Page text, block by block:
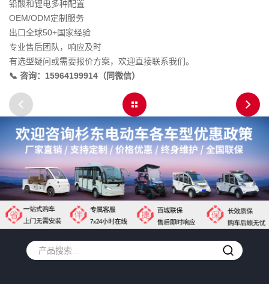
铅酸和锂电多种配置
OEM/ODM定制服务
出口全球50+国家经验
专业售后团队，响应及时
有选型疑问或需要报价方案，欢迎直接联系我们。
📞 咨询：15964199914（同微信）